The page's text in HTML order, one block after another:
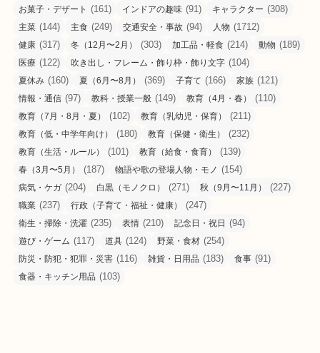
お菓子・デザート (161) インドアの趣味 (91) キャラクター (308)
主菜 (144) 主食 (249) 交通安全・事故 (94) 人物 (1712)
健康 (317) 冬（12月〜2月） (303) 加工品・軽食 (214) 動物 (189)
医療 (122) 吹き出し・フレーム・飾り枠・飾り文字 (104)
夏休み (160) 夏（6月〜8月） (369) 子育て (166) 家族 (121)
情報・通信 (97) 教科・授業一般 (149) 教育（4月・春） (110)
教育（7月・8月・夏） (102) 教育（乳幼児・保育） (211)
教育（低・中学年向け） (180) 教育（保健・衛生） (232)
教育（生活・ルール） (101) 教育（給食・食育） (139)
春（3月〜5月） (187) 物語や歌の登場人物・モノ (154)
病気・ケガ (204) 白黒（モノクロ） (271) 秋（9月〜11月） (227)
職業 (237) 行政（子育て・福祉・健康） (247)
衛生・掃除・洗濯 (235) 表情 (210) 記念日・祝日 (94)
遊び・ゲーム (117) 道具 (124) 野菜・食材 (254)
防災・防犯・犯罪・災害 (116) 雑貨・日用品 (183) 食事 (91)
食器・キッチン用品 (103)